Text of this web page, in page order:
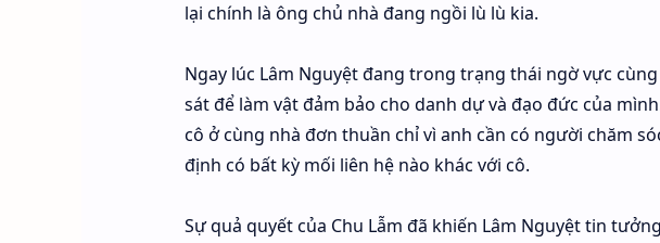
lại chính là ông chủ nhà đang ngồi lù lù kia.
Ngay lúc Lâm Nguyệt đang trong trạng thái ngờ vực
sát để làm vật đảm bảo cho danh dự và đạo đức của
cô ở cùng nhà đơn thuần chỉ vì anh cần có người chăm
định có bất kỳ mối liên hệ nào khác với cô.
Sự quả quyết của Chu Lẫm đã khiến Lâm Nguyệt tin